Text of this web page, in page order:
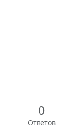
0
Ответов